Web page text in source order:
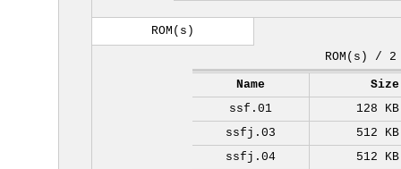
ROM(s)
ROM(s) / 2
Name
Size
ssf.01
128 KB
ssfj.03
512 KB
ssfj.04
512 KB